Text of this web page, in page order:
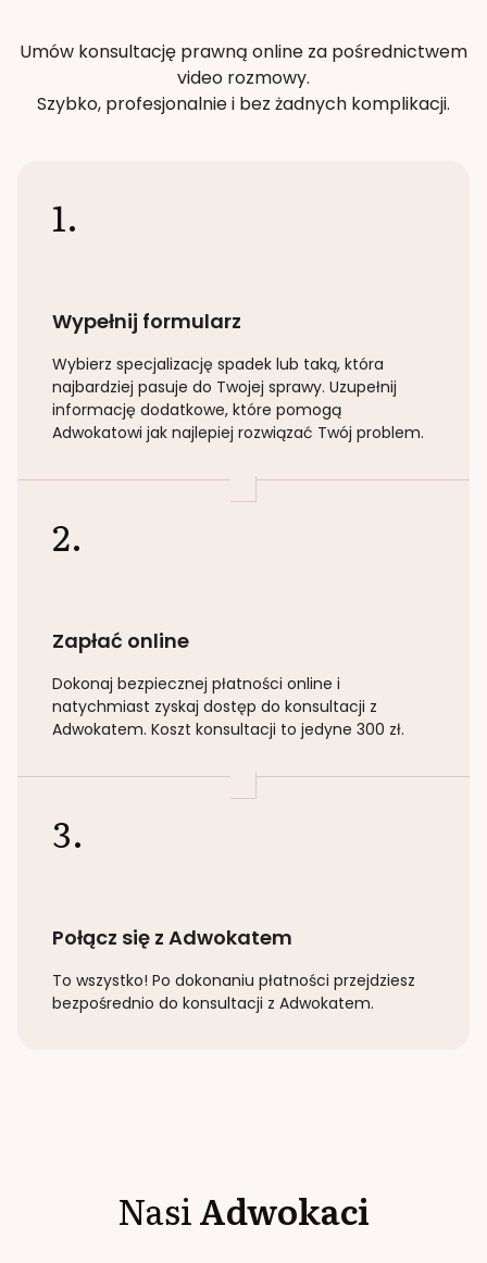
Umów konsultację prawną online za pośrednictwem
video rozmowy.
Szybko, profesjonalnie i bez żadnych komplikacji.
1.
Wypełnij formularz
Wybierz specjalizację spadek lub taką, która
najbardziej pasuje do Twojej sprawy. Uzupełnij
informację dodatkowe, które pomogą
Adwokatowi jak najlepiej rozwiązać Twój problem.
2.
Zapłać online
Dokonaj bezpiecznej płatności online i
natychmiast zyskaj dostęp do konsultacji z
Adwokatem. Koszt konsultacji to jedyne 300 zł.
3.
Połącz się z Adwokatem
To wszystko! Po dokonaniu płatności przejdziesz
bezpośrednio do konsultacji z Adwokatem.
NasiAdwokaci